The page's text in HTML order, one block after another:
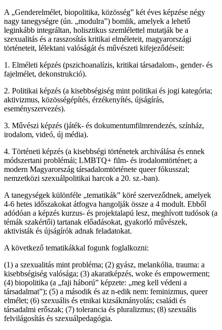
A „Genderelmélet, biopolitika, közösség” két éves képzése négy
nagy tanegységre (ún. „modulra”) bomlik, amelyek a lehető
leginkább integráltan, holisztikus szemlélettel mutatják be a
szexualitás és a rasszosítás kritikai elméleteit, magyarországi
történeteit, lélektani valóságát és művészeti kifejeződéseit:
1. Elméleti képzés (pszichoanalízis, kritikai társadalom-, gender- és
fajelmélet, dekonstrukció).
2. Politikai képzés (a kisebbségiség mint politikai és jogi kategória;
aktivizmus, közösségépítés, érzékenyítés, újságírás,
eseményszervezés).
3. Művészi képzés (játék- és dokumentumfilmrendezés, színház,
irodalom, videó, új média).
4. Történeti képzés (a kisebbségi történetek archiválása és ennek
módszertani problémái; LMBTQ+ film- és irodalomtörténet; a
modern Magyarország társadalomtörténete queer fókusszal;
nemzetközi szexuálpolitikai harcok a 20. sz.-ban).
A tanegységek különféle „tematikák” köré szerveződnek, amelyek
4-6 hetes időszakokat átfogva hangolják össze a 4 modult. Ebből
adódóan a képzés kurzus- és projektalapú lesz, meghívott tudósok (a
témák szakértői) tartanak előadásokat, gyakorló művészek,
aktivisták és újságírók adnak feladatokat.
A következő tematikákkal fogunk foglalkozni:
(1) a szexualitás mint probléma; (2) gyász, melankólia, trauma: a
kisebbségiség valósága; (3) akaratképzés, woke és empowerment;
(4) biopolitika (a „faji háború” képzete: „meg kell védeni a
társadalmat”); (5) a második és az n-edik nem: feminizmus, queer
elmélet; (6) szexuális és etnikai kizsákmányolás; családi és
társadalmi erőszak; (7) tolerancia és pluralizmus; (8) szexuális
felvilágosítás és szexuálpedagógia.